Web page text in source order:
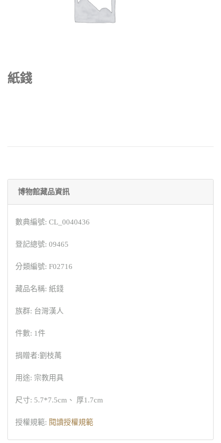
紙錢
博物館藏品資訊
數典編號: CL_0040436
登記總號: 09465
分類編號: F02716
藏品名稱: 紙錢
族群: 台灣漢人
件數: 1件
捐贈者:劉枝萬
用途: 宗教用具
尺寸: 5.7*7.5cm、 厚1.7cm
授權規範: 閱讀授權規範